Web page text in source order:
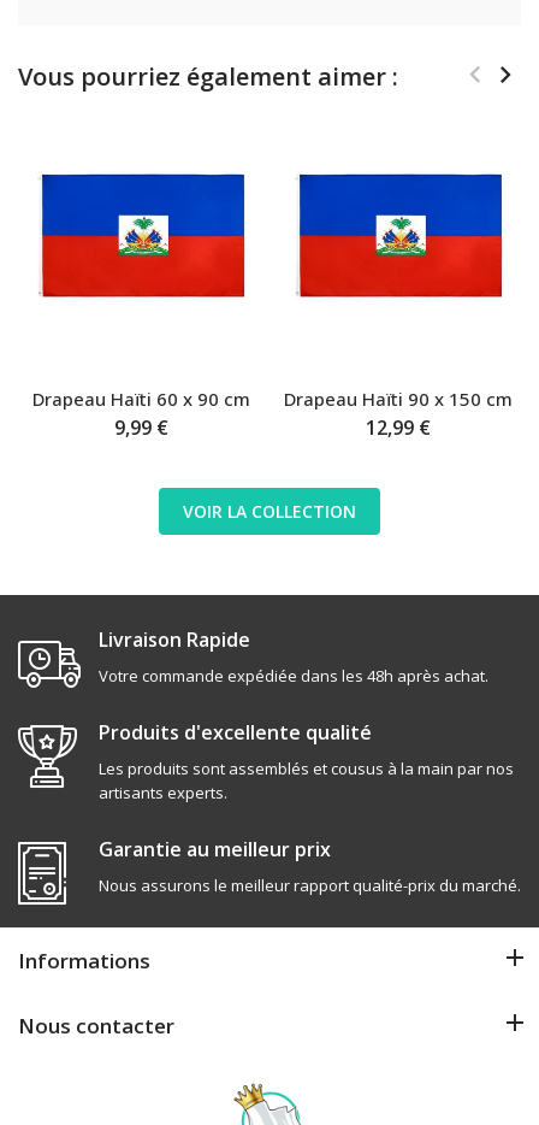
Vous pourriez également aimer :
Drapeau Haïti 60 x 90 cm
9,99 €
Drapeau Haïti 90 x 150 cm
12,99 €
VOIR LA COLLECTION
Livraison Rapide
Votre commande expédiée dans les 48h après achat.
Produits d'excellente qualité
Les produits sont assemblés et cousus à la main par nos
artisants experts.
Garantie au meilleur prix
Nous assurons le meilleur rapport qualité-prix du marché.
Informations
Nous contacter